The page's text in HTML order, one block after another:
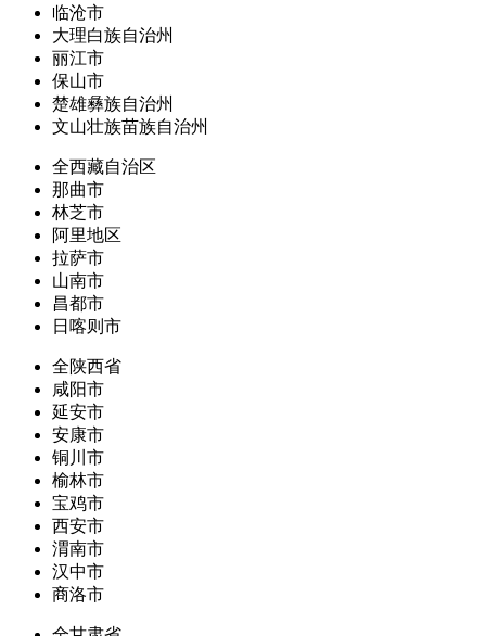
临沧市
大理白族自治州
丽江市
保山市
楚雄彝族自治州
文山壮族苗族自治州
全西藏自治区
那曲市
林芝市
阿里地区
拉萨市
山南市
昌都市
日喀则市
全陕西省
咸阳市
延安市
安康市
铜川市
榆林市
宝鸡市
西安市
渭南市
汉中市
商洛市